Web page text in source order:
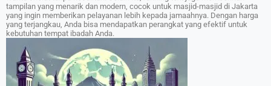
tampilan yang menarik dan modern, cocok untuk masjid-masjid di Jakarta
yang ingin memberikan pelayanan lebih kepada jamaahnya. Dengan harga
yang terjangkau, Anda bisa mendapatkan perangkat yang efektif untuk
kebutuhan tempat ibadah Anda.